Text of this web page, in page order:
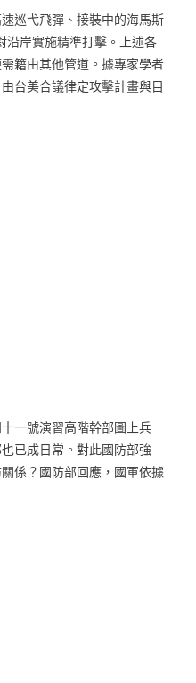
巡弋飛彈、接裝中的海馬斯
沿岸實施精準打擊。上述各
籍由其他管道。據專家學者
台美合議律定攻擊計畫與目
一號演習高階幹部圖上兵
已成日常。對此國防部強
係？國防部回應，國軍依據